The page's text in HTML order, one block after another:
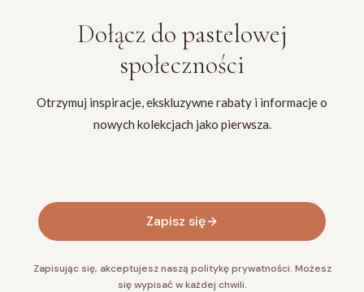
Dołącz do pastelowej
społeczności
Otrzymuj inspiracje, ekskluzywne rabaty i informacje o
nowych kolekcjach jako pierwsza.
Zapisz się
Zapisując się, akceptujesz naszą politykę prywatności. Możesz
się wypisać w każdej chwili.